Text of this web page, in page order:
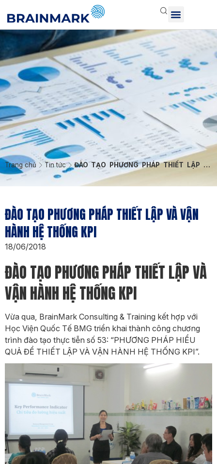
Trang chủ Tin tức
ĐÀO TẠO PHƯƠNG PHÁP THIẾT LẬP VÀ
VẬN HÀNH HỆ THỐNG KPI
ĐÀO TẠO PHƯƠNG PHÁP THIẾT LẬP VÀ VẬN
HÀNH HỆ THỐNG KPI
18/06/2018
ĐÀO TẠO PHƯƠNG PHÁP THIẾT LẬP VÀ
VẬN HÀNH HỆ THỐNG KPI
Vừa qua, BrainMark Consulting & Training kết hợp với
Học Viện Quốc Tế BMG triển khai thành công chương
trình đào tạo thực tiễn số 53: “PHƯƠNG PHÁP HIỂU
QUẢ ĐỂ THIẾT LẬP VÀ VẬN HÀNH HỆ THỐNG KPI”.